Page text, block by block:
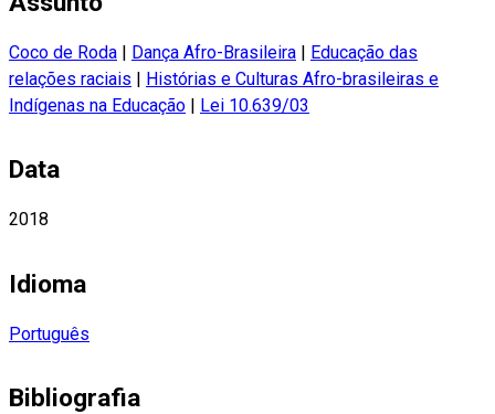
Coco de Roda Dança Afro-Brasileira
Educação das
relações raciais
Histórias e Culturas Afro-brasileiras e
Indígenas na Educação
Lei 10.639/03
Data
2018
Idioma
Português
Bibliografia